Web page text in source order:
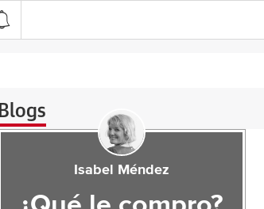
Blogs
Isabel Méndez